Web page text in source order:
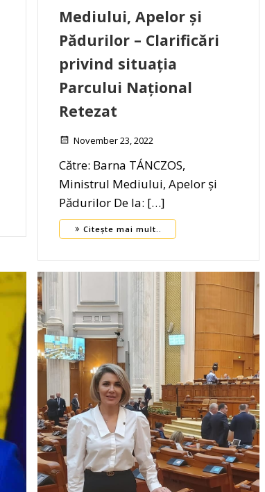
Mediului, Apelor și
Pădurilor – Clarificări
privind situația
Parcului Național
Retezat
November 23, 2022
Către: Barna TÁNCZOS,
Ministrul Mediului, Apelor și
Pădurilor De la: […]
Citește mai mult..